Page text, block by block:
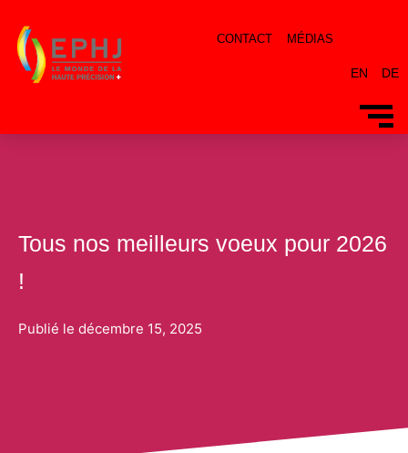
CONTACT MÉDIAS
EN DE
Tous nos meilleurs voeux pour 2026
!
Publié le décembre 15, 2025